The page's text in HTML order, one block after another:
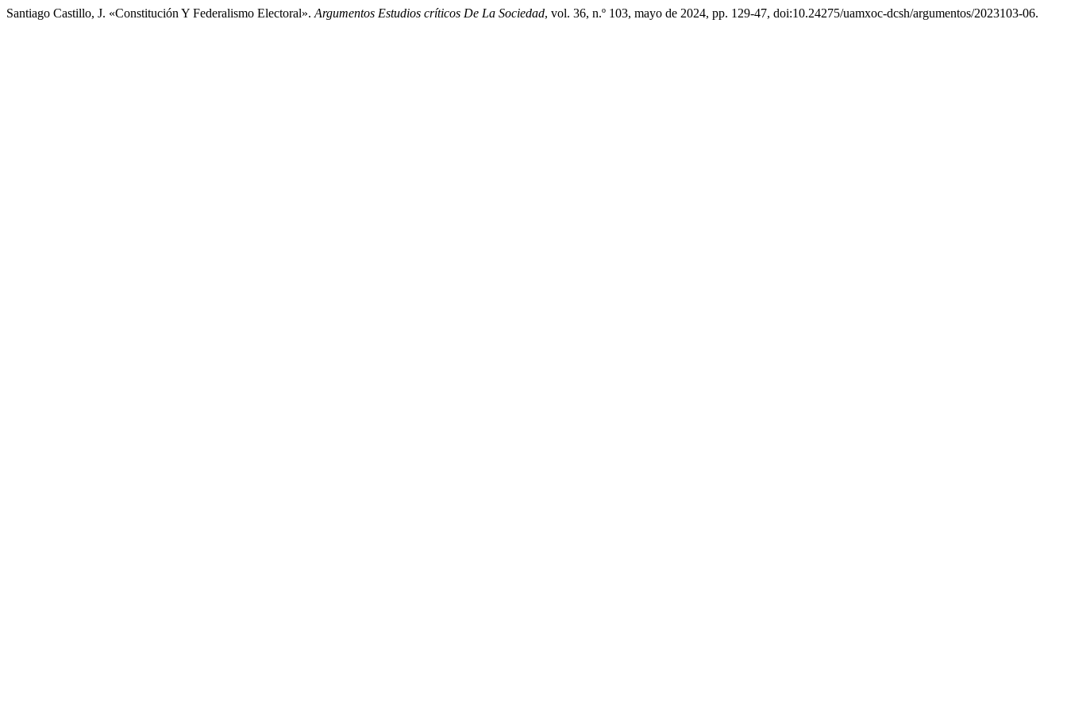
Santiago Castillo, J. «Constitución Y Federalismo Electoral». Argumentos Estudios críticos De La Sociedad, vol. 36, n.º 103, mayo de 2024, pp. 129-47, doi:10.24275/uamxoc-dcsh/argumentos/2023103-06.